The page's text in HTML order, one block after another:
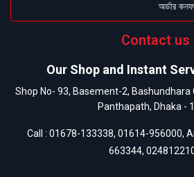
অর্ডার
Contact us
Our Shop and Instant
Shop No- 93, Basement-2, Bashundhara
Panthapath, Dhaka -
Call : 01678-133338, 01614-956000,
663344,